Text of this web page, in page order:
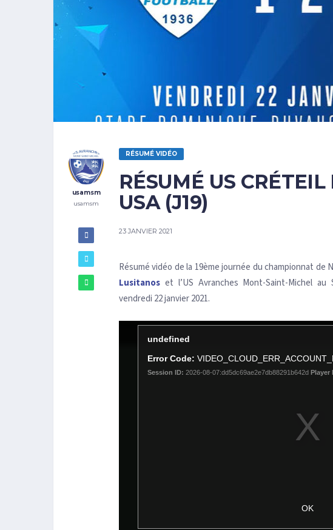
usamsm
usamsm
RÉSUMÉ VIDÉO
RÉSUMÉ US
USA (J19)
23 JANVIER 2021
Résumé vidéo de la 19ème journée du championnat de
Lusitanos et l’US Avranches Mont-Saint-Michel
vendredi 22 janvier 2021.